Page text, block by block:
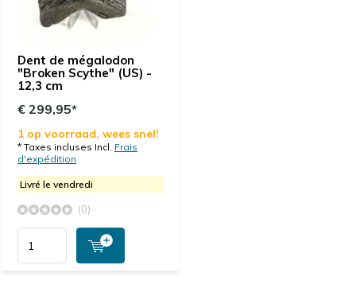
Dent de mégalodon
"Broken Scythe" (US) -
12,3 cm
€ 299,95*
1 op voorraad, wees snel!
* Taxes incluses Incl. Frais
d'expédition
Livré le vendredi
(0)